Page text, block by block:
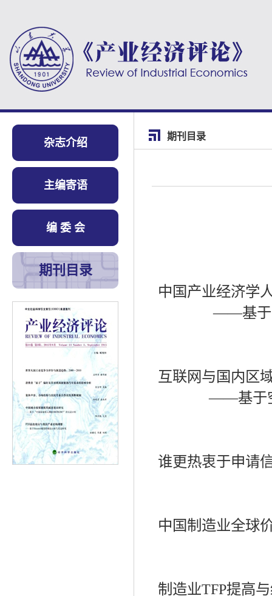
杂志介绍
主编寄语
编 委 会
期刊目录
期刊目录
中国产业经济学
——基
互联网与国内区
——基于
谁更热衷于申请
中国制造业全球
制造业TFP提高